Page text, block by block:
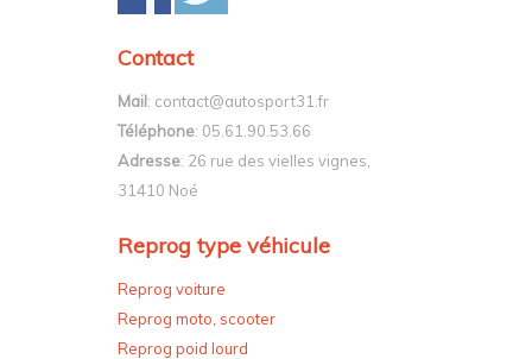
Contact
Mail: contact@autosport31.fr
Téléphone: 05.61.90.53.66
Adresse: 26 rue des vielles vignes,
31410 Noé
Reprog type véhicule
Reprog voiture
Reprog moto, scooter
Reprog poid lourd